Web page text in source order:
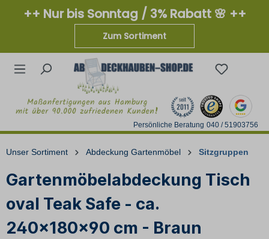
++ Nur bis Sonntag / 3% Rabatt 🌸 ++
Zum Sortiment
Persönliche Beratung 040 / 51903756
Unser Sortiment Abdeckung Gartenmöbel Sitzgruppen
Gartenmöbelabdeckung Tisch
oval Teak Safe - ca.
240x180x90 cm - Braun